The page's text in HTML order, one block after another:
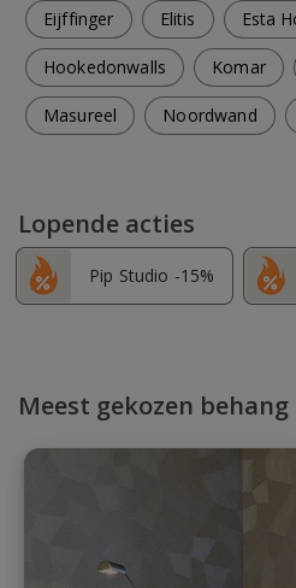
Eijffinger Elitis Esta
Hookedonwalls Komar
Masureel Noordwand
Lopende acties
Pip Studio -15%
Meest gekozen behang